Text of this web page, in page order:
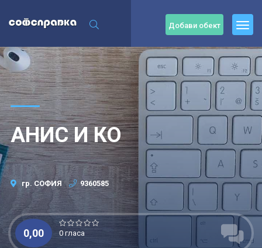
Добави обект
АНИС И КО
гр. СОФИЯ 9360585
0,00 0 гласа